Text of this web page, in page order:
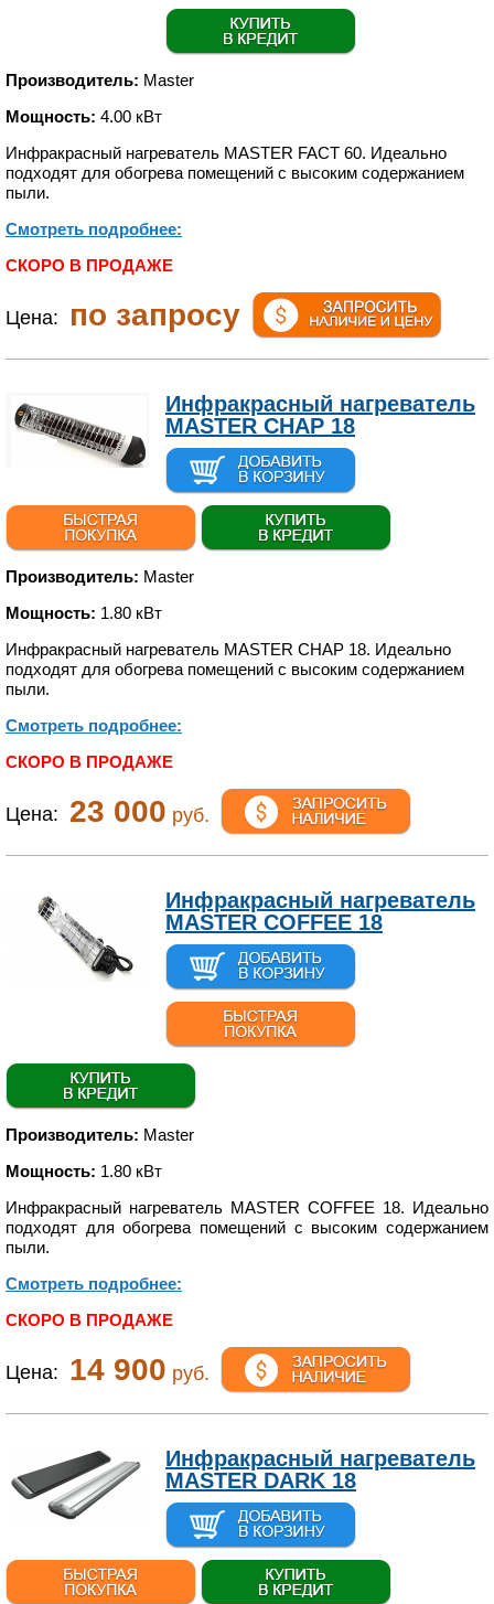
Производитель: Master
Мощность: 4.00 кВт
Инфракрасный нагреватель MASTER FACT 60. Идеально
подходят для обогрева помещений с высоким содержанием
пыли.
Смотреть подробнее:
СКОРО В ПРОДАЖЕ
Цена: по запросу
Инфракрасный нагреватель
MASTER CHAP 18
Производитель: Master
Мощность: 1.80 кВт
Инфракрасный нагреватель MASTER CHAP 18. Идеально
подходят для обогрева помещений с высоким содержанием
пыли.
Смотреть подробнее:
СКОРО В ПРОДАЖЕ
Цена: 23 000 руб.
Инфракрасный нагреватель
MASTER COFFEE 18
Производитель: Master
Мощность: 1.80 кВт
Инфракрасный нагреватель MASTER COFFEE 18. Идеально
подходят для обогрева помещений с высоким содержанием
пыли.
Смотреть подробнее:
СКОРО В ПРОДАЖЕ
Цена: 14 900 руб.
Инфракрасный нагреватель
MASTER DARK 18